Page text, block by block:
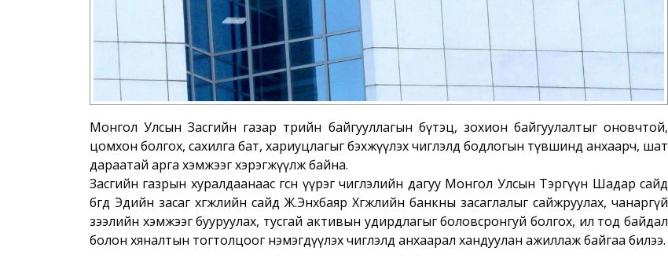
Монгол Улсын Засгийн газар төрийн байгууллагын бүтэц, зохион байгуулалтыг оновчтой,
цомхон болгох, сахилга бат, хариуцлагыг бэхжүүлэх чиглэлд бодлогын түвшинд анхаарч, шат
дараатай арга хэмжээг хэрэгжүүлж байна.
Засгийн газрын хуралдаанаас өгсөн үүрэг чиглэлийн дагуу Монгол Улсын Тэргүүн Шадар сайд
бөгөөд Эдийн засаг хөгжлийн сайд Ж.Энхбаяр Хөгжлийн банкны засаглалыг сайжруулах, чанаргүй
зээлийн хэмжээг бууруулах, тусгай активын удирдлагыг боловсронгуй болгох, ил тод байдал
болон хяналтын тогтолцоог нэмэгдүүлэх чиглэлд анхаарал хандуулан ажиллаж байгаа билээ.